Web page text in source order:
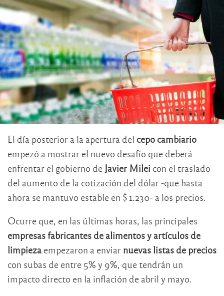
El día posterior a la apertura del cepo cambiario
empezó a mostrar el nuevo desafío que deberá
enfrentar el gobierno de Javier Milei con el traslado
del aumento de la cotización del dólar -que hasta
ahora se mantuvo estable en $ 1.230- a los precios.
Ocurre que, en las últimas horas, las principales
empresas fabricantes de alimentos y artículos de
limpieza empezaron a enviar nuevas listas de precios
con subas de entre 5% y 9%, que tendrán un
impacto directo en la inflación de abril y mayo.